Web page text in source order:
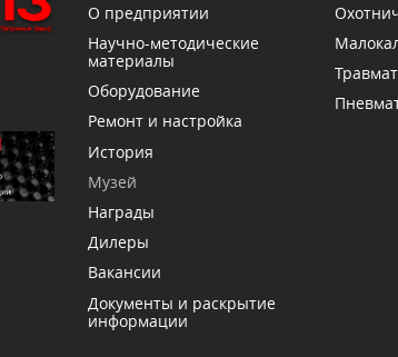
О предприятии
Научно-методические
материалы
Оборудование
Ремонт и настройка
История
Музей
Награды
Дилеры
Вакансии
Документы и раскрытие
информации